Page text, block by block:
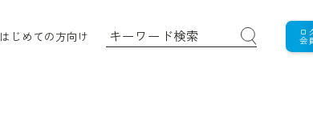
はじめての方向け ロ
会